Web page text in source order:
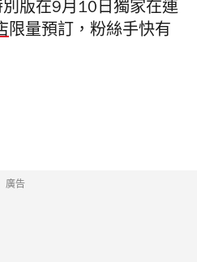
別版在9月10日獨家在連
限量預訂，粉絲手快有
廣告